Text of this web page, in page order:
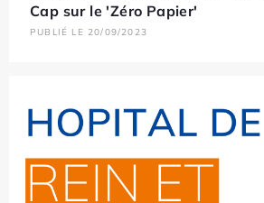
Cap sur le 'Zéro Papier'
PUBLIÉ LE 20/09/2023